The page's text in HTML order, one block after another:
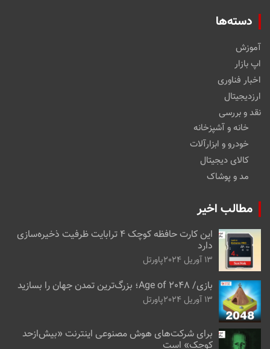
دسته‌ها
آموزش
اپ بازار
اخبار فناوری
ارزدیجیتال
نقد و بررسی
خانه و آشپزخانه
خودرو و ابزارآلات
کالای دیجیتال
مد و پوشاک
مطالب اخیر
این کارت حافظه کوچک ۴ ترابایت ظرفیت ذخیره‌سازی
دارد
13 آوریل 2024 پاورتل
بازی/ Age of 2048؛ بزرگ‌ترین تمدن جهان را بسازید
13 آوریل 2024 پاورتل
برای شرکت‌های هوش مصنوعی اینترنت «بیش‌از‌حد
کوچک» است